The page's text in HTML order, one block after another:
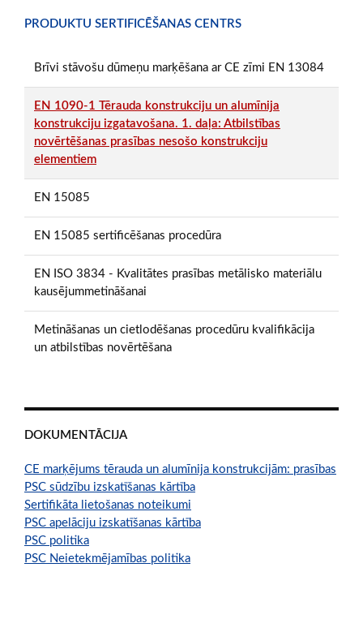
PRODUKTU SERTIFICĒŠANAS CENTRS
Brīvi stāvošu dūmeņu marķēšana ar CE zīmi EN 13084
EN 1090-1 Tērauda konstrukciju un alumīnija
konstrukciju izgatavošana. 1. daļa: Atbilstības
novērtēšanas prasības nesošo konstrukciju
elementiem
EN 15085
EN 15085 sertificēšanas procedūra
EN ISO 3834 - Kvalitātes prasības metālisko materiālu
kausējummetināšanai
Metināšanas un cietlodēšanas procedūru kvalifikācija
un atbilstības novērtēšana
DOKUMENTĀCIJA
CE marķējums tērauda un alumīnija konstrukcijām: prasības
PSC sūdzību izskatīšanas kārtība
Sertifikāta lietošanas noteikumi
PSC apelāciju izskatīšanas kārtība
PSC politika
PSC Neietekmējamības politika